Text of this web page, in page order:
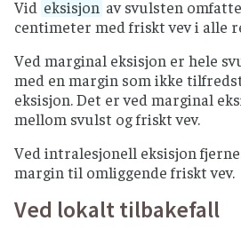
Vid eksisjon av svulsten
centimeter med friskt vev i alle
Ved marginal eksisjon er hele
med en margin som ikke
eksisjon. Det er ved marginal
mellom svulst og friskt vev.
Ved intralesjonell eksisjon
margin til omliggende friskt vev.
Ved lokalt tilbakefall